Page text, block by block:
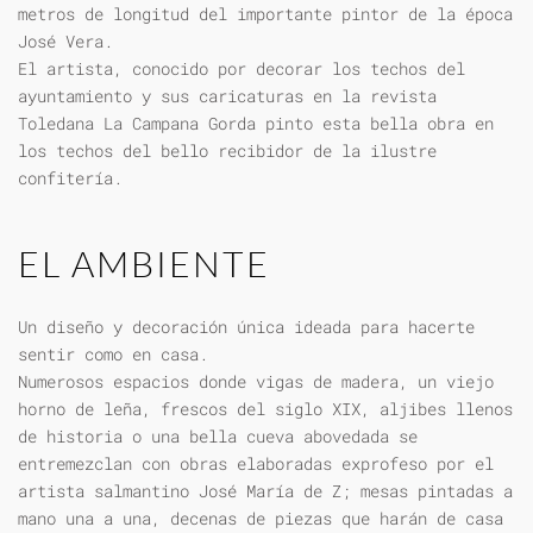
metros de longitud del importante pintor de la época
José Vera.
El artista, conocido por decorar los techos del
ayuntamiento y sus caricaturas en la revista
Toledana La Campana Gorda pinto esta bella obra en
los techos del bello recibidor de la ilustre
confitería.
EL AMBIENTE
Un diseño y decoración única ideada para hacerte
sentir como en casa.
Numerosos espacios donde vigas de madera, un viejo
horno de leña, frescos del siglo XIX, aljibes llenos
de historia o una bella cueva abovedada se
entremezclan con obras elaboradas exprofeso por el
artista salmantino José María de Z; mesas pintadas a
mano una a una, decenas de piezas que harán de casa